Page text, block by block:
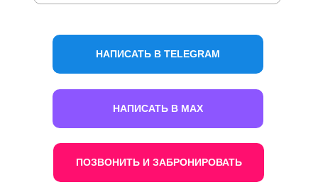
ПОЗВОНИТЬ И ЗАБРОНИРОВАТЬ
НАПИСАТЬ В MAX
НАПИСАТЬ В TELEGRAM